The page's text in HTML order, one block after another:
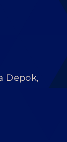
Depok,